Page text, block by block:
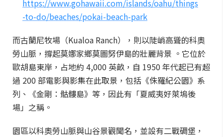
https://www.gohawaii.com/islands/oahu/things
-to-do/beaches/pokai-beach-park
而古蘭尼牧場（Kualoa Ranch），則以陡峭高聳的科奧
勞山脈，撐起莫娜家鄉莫圖努伊島的壯麗背景 。它位於
歐胡島東岸，占地約 4,000 英畝，自 1950 年代起已有超
過 200 部電影與影集在此取景，包括《侏羅紀公園》系
列、《金剛：骷髏島》等，因此有「夏威夷好萊塢後
場」之稱。
園區以科奧勞山脈與山谷景觀聞名，並設有二戰碉堡，